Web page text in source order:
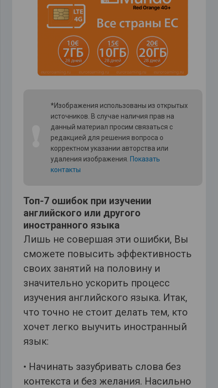
*Изображения использованы из открытых
источников. В случае наличия прав на
данный материал просим связаться с
редакцией для решения вопроса о
корректном указании авторства или
удаления изображения. Показать
контакты
Топ-7 ошибок при изучении
английского или другого
иностранного языка
Лишь не совершая эти ошибки, Вы
сможете повысить эффективность
своих занятий на половину и
значительно ускорить процесс
изучения английского языка. Итак,
что точно не стоит делать тем, кто
хочет легко выучить иностранный
язык:
• Начинать зазубривать слова без
контекста и без желания. Насильно